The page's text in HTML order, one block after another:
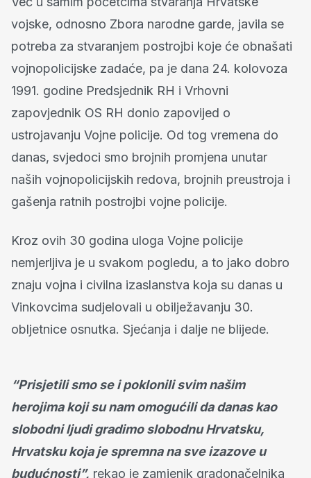
vojske, odnosno Zbora narodne garde, javila se
potreba za stvaranjem postrojbi koje će obnašati
vojnopolicijske zadaće, pa je dana 24. kolovoza
1991. godine Predsjednik RH i Vrhovni
zapovjednik OS RH donio zapovijed o
ustrojavanju Vojne policije. Od tog vremena do
danas, svjedoci smo brojnih promjena unutar
naših vojnopolicijskih redova, brojnih preustroja i
gašenja ratnih postrojbi vojne policije.
Kroz ovih 30 godina uloga Vojne policije
nemjerljiva je u svakom pogledu, a to jako dobro
znaju vojna i civilna izaslanstva koja su danas u
Vinkovcima sudjelovali u obilježavanju 30.
obljetnice osnutka. Sjećanja i dalje ne blijede.
“Prisjetili smo se i poklonili svim našim
herojima koji su nam omogućili da danas kao
slobodni ljudi gradimo slobodnu Hrvatsku,
Hrvatsku koja je spremna na sve izazove u
budućnosti”, rekao je zamjenik gradonačelnika